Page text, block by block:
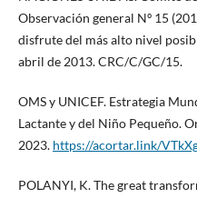
Observación general Nº 15
disfrute del más alto nivel
abril de 2013. CRC/C/GC/15.
OMS y UNICEF. Estrategia
Lactante y del Niño Pequeño.
2023. https://acortar.link/
POLANYI, K. The great